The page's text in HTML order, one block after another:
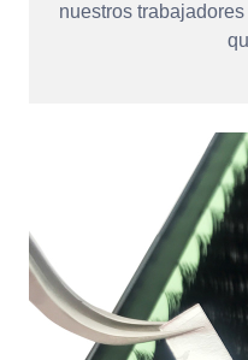
nuestros